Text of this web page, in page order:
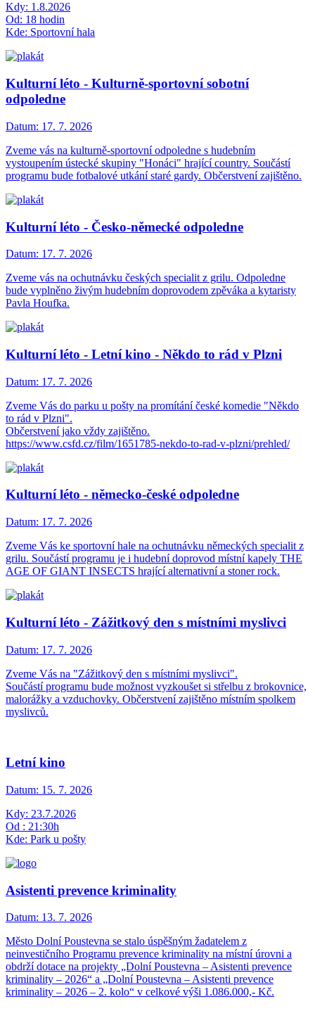
Kdy: 1.8.2026
Od: 18 hodin
Kde: Sportovní hala
Kulturní léto - Kulturně-sportovní sobotní
odpoledne
Datum: 17. 7. 2026
Zveme vás na kulturně-sportovní odpoledne s hudebním
vystoupením ústecké skupiny "Honáci" hrající country. Součástí
programu bude fotbalové utkání staré gardy. Občerstvení zajištěno.
Kulturní léto - Česko-německé odpoledne
Datum: 17. 7. 2026
Zveme vás na ochutnávku českých specialit z grilu. Odpoledne
bude vyplněno živým hudebním doprovodem zpěváka a kytaristy
Pavla Houfka.
Kulturní léto - Letní kino - Někdo to rád v Plzni
Datum: 17. 7. 2026
Zveme Vás do parku u pošty na promítání české komedie "Někdo
to rád v Plzni".
Občerstvení jako vždy zajištěno.
https://www.csfd.cz/film/1651785-nekdo-to-rad-v-plzni/prehled/
Kulturní léto - německo-české odpoledne
Datum: 17. 7. 2026
Zveme Vás ke sportovní hale na ochutnávku německých specialit z
grilu. Součástí programu je i hudební doprovod místní kapely THE
AGE OF GIANT INSECTS hrající alternativní a stoner rock.
Kulturní léto - Zážitkový den s místními myslivci
Datum: 17. 7. 2026
Zveme Vás na "Zážitkový den s místními myslivci".
Součástí programu bude možnost vyzkoušet si střelbu z brokovnice,
malorážky a vzduchovky. Občerstvení zajištěno místním spolkem
myslivců.
Letní kino
Datum: 15. 7. 2026
Kdy: 23.7.2026
Od : 21:30h
Kde: Park u pošty
Asistenti prevence kriminality
Datum: 13. 7. 2026
Město Dolní Poustevna se stalo úspěšným žadatelem z
neinvestičního Programu prevence kriminality na místní úrovni a
obdrží dotace na projekty „Dolní Poustevna – Asistenti prevence
kriminality – 2026“ a „Dolní Poustevna – Asistenti prevence
kriminality – 2026 – 2. kolo“ v celkové výši 1.086.000,- Kč.